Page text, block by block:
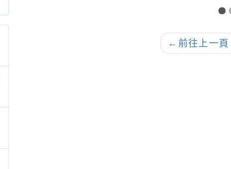
← 前往上一頁